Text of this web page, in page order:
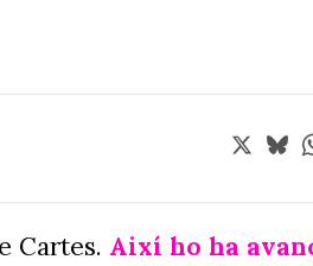
X
Cartes. Així ho ha